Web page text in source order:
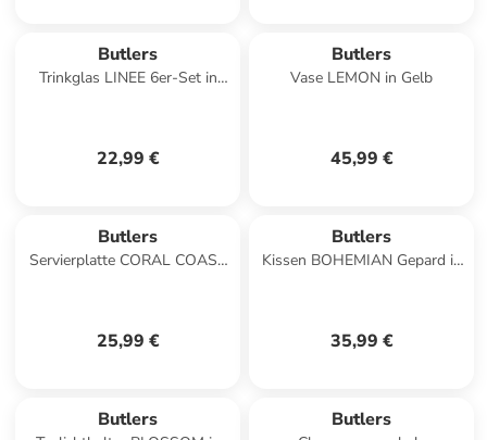
Butlers
Trinkglas LINEE 6er-Set in
22,99 €
Butlers
Vase LEMON in Gelb
45,99 €
Butlers
Servierplatte CORAL COAST
25,99 €
Butlers
Kissen BOHEMIAN Gepard in
35,99 €
Butlers Butlers